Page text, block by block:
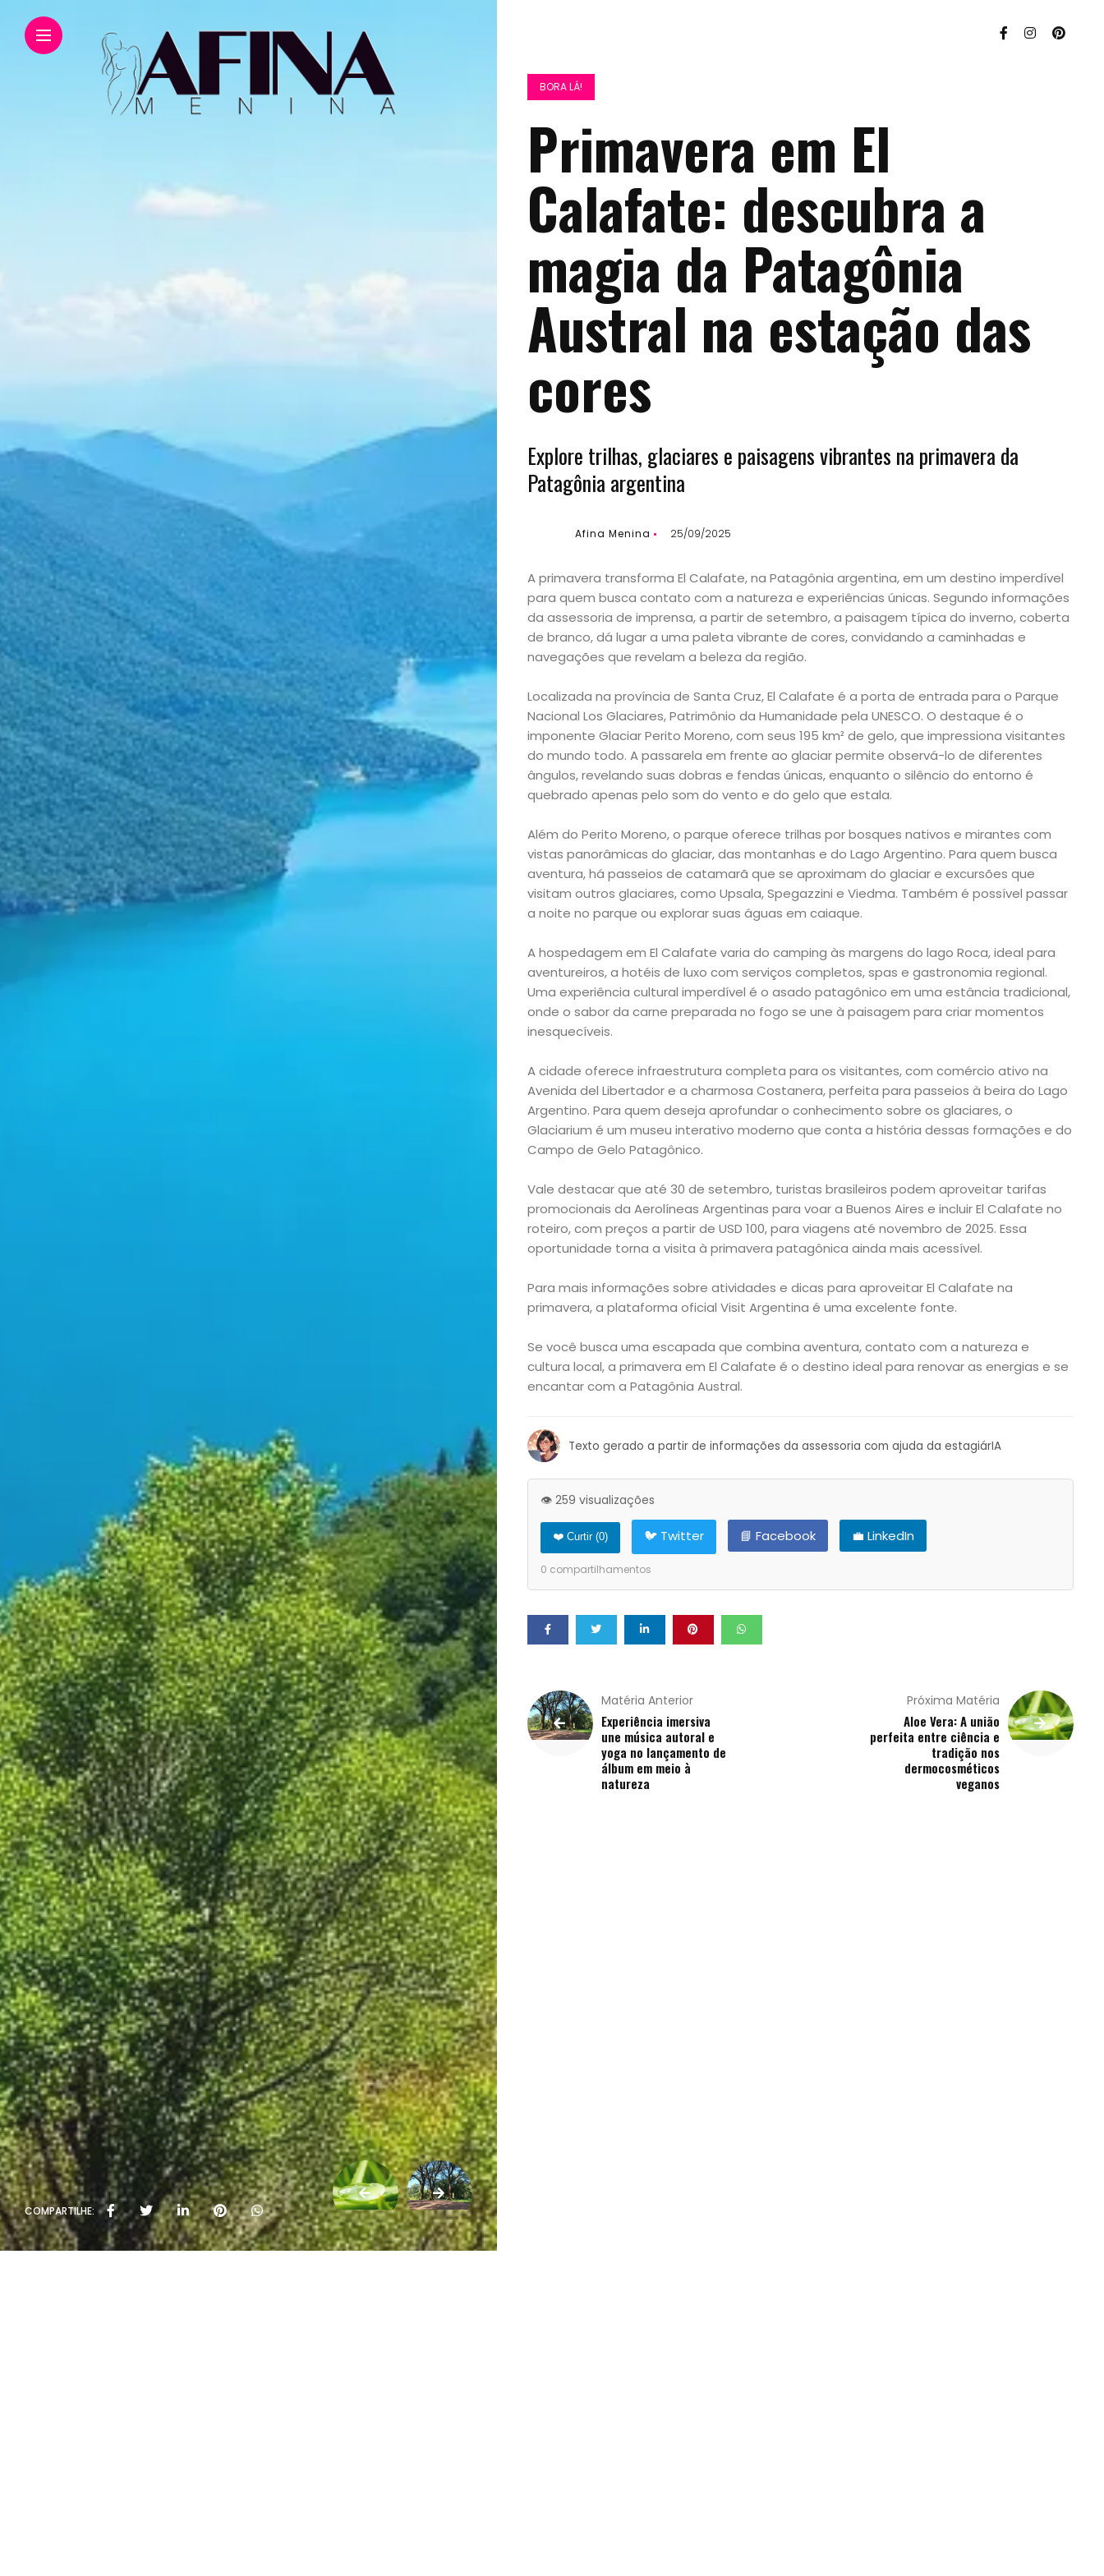
Início
Academia
Beleza
Bora
lá!
Casa
e
Decoração
Exclusiva
Homem
&
Notícias
Opinião
Pets
Receitas
Saúde
Qualidade
COMPARTILHE:
BORA LÁ!
Primavera em El
Calafate: descubra a
magia da Patagônia
Austral na estação das
cores
Explore trilhas, glaciares e paisagens vibrantes na primavera da
Patagônia argentina
Afina Menina 25/09/2025
A primavera transforma El Calafate, na Patagônia argentina, em um destino imperdível
para quem busca contato com a natureza e experiências únicas. Segundo informações
da assessoria de imprensa, a partir de setembro, a paisagem típica do inverno, coberta
de branco, dá lugar a uma paleta vibrante de cores, convidando a caminhadas e
navegações que revelam a beleza da região.
Localizada na província de Santa Cruz, El Calafate é a porta de entrada para o Parque
Nacional Los Glaciares, Patrimônio da Humanidade pela UNESCO. O destaque é o
imponente Glaciar Perito Moreno, com seus 195 km² de gelo, que impressiona visitantes
do mundo todo. A passarela em frente ao glaciar permite observá-lo de diferentes
ângulos, revelando suas dobras e fendas únicas, enquanto o silêncio do entorno é
quebrado apenas pelo som do vento e do gelo que estala.
Além do Perito Moreno, o parque oferece trilhas por bosques nativos e mirantes com
vistas panorâmicas do glaciar, das montanhas e do Lago Argentino. Para quem busca
aventura, há passeios de catamarã que se aproximam do glaciar e excursões que
visitam outros glaciares, como Upsala, Spegazzini e Viedma. Também é possível passar
a noite no parque ou explorar suas águas em caiaque.
A hospedagem em El Calafate varia do camping às margens do lago Roca, ideal para
aventureiros, a hotéis de luxo com serviços completos, spas e gastronomia regional.
Uma experiência cultural imperdível é o asado patagônico em uma estância tradicional,
onde o sabor da carne preparada no fogo se une à paisagem para criar momentos
inesquecíveis.
A cidade oferece infraestrutura completa para os visitantes, com comércio ativo na
Avenida del Libertador e a charmosa Costanera, perfeita para passeios à beira do Lago
Argentino. Para quem deseja aprofundar o conhecimento sobre os glaciares, o
Glaciarium é um museu interativo moderno que conta a história dessas formações e do
Campo de Gelo Patagônico.
Vale destacar que até 30 de setembro, turistas brasileiros podem aproveitar tarifas
promocionais da Aerolíneas Argentinas para voar a Buenos Aires e incluir El Calafate no
roteiro, com preços a partir de USD 100, para viagens até novembro de 2025. Essa
oportunidade torna a visita à primavera patagônica ainda mais acessível.
Para mais informações sobre atividades e dicas para aproveitar El Calafate na
primavera, a plataforma oficial Visit Argentina é uma excelente fonte.
Se você busca uma escapada que combina aventura, contato com a natureza e
cultura local, a primavera em El Calafate é o destino ideal para renovar as energias e se
encantar com a Patagônia Austral.
Texto gerado a partir de informações da assessoria com ajuda da estagiárIA
👁️ 259 visualizações
❤️ Curtir (0) 🐦 Twitter 📘 Facebook 💼 LinkedIn
0 compartilhamentos
Matéria Anterior
Experiência imersiva
une música autoral e
yoga no lançamento de
álbum em meio à
natureza
Próxima Matéria
Aloe Vera: A união
perfeita entre ciência e
tradição nos
dermocosméticos
veganos